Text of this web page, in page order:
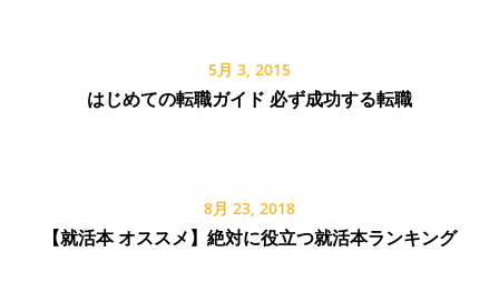
5月 3, 2015
はじめての転職ガイド 必ず成功する転職
8月 23, 2018
【就活本 オススメ】絶対に役立つ就活本ランキング